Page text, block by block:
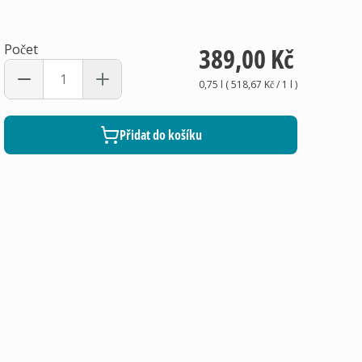
Počet 389,00 Kč
0,75 l (518,67 Kč/ 1 l )
Přidat do košíku